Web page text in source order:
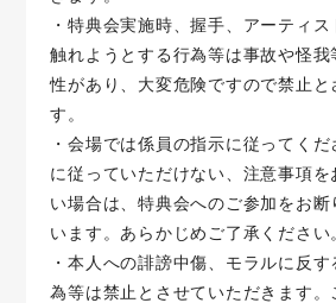
・特典会実施時、握手、アーティス
触れようとする行為等は事故や怪
性があり、大変危険ですので禁止と
す。
・会場では係員の指示に従ってく
に従っていただけない、注意事項を
い場合は、特典会へのご参加をお
います。あらかじめご了承ください
・本人への誹謗中傷、モラルに反
為等は禁止とさせていただきます